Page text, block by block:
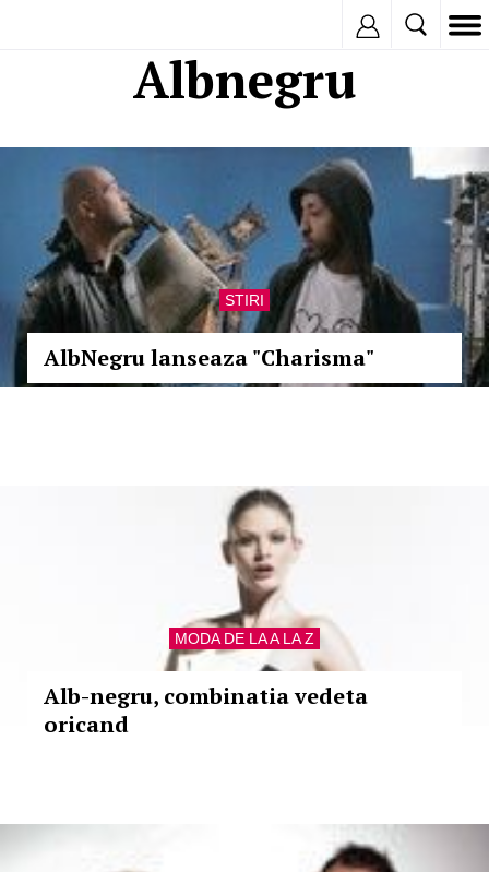
Albnegru
STIRI
AlbNegru lanseaza "Charisma"
MODA DE LA A LA Z
Alb-negru, combinatia vedeta
oricand